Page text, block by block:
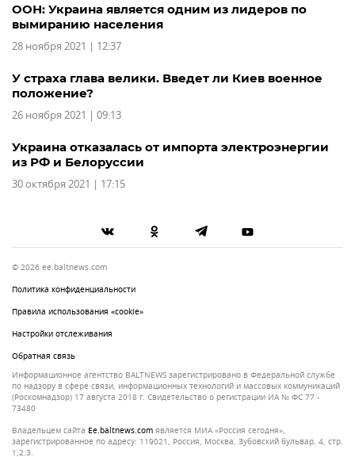
ООН: Украина является одним из лидеров по
вымиранию населения
28 ноября 2021 | 12:37
У страха глава велики. Введет ли Киев военное
положение?
26 ноября 2021 | 09:13
Украина отказалась от импорта электроэнергии
из РФ и Белоруссии
30 октября 2021 | 17:15
© 2026 ee.baltnews.com
Политика конфиденциальности
Правила использования «cookie»
Настройки отслеживания
Обратная связь
Информационное агентство BALTNEWS зарегистрировано в Федеральной службе
по надзору в сфере связи, информационных технологий и массовых коммуникаций
(Роскомнадзор) 17 августа 2018 г. Свидетельство о регистрации ИА № ФС 77 -
73480
Владельцем сайта
ee.baltnews.com является МИА «Россия сегодня»,
зарегистрированное по адресу: 119021, Россия, Москва, Зубовский бульвар, 4, стр.
1,2.3.